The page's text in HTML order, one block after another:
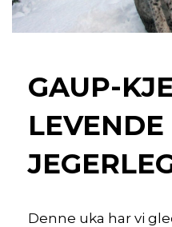
GAUP-
LEVENDE
Denne uka har vi